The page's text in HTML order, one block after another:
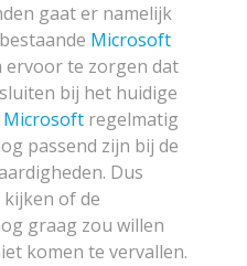
gaat er namelijk
Microsoft
ervoor te zorgen dat
bij het huidige
Microsoftregelmatig
passend zijn bij de
Dus
of de
graag zou willen
komen te vervallen.